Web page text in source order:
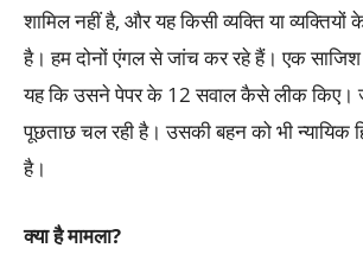
शामिल नहीं है, और यह किसी व्यक्ति या व्यक्तियों
है। हम दोनों एंगल से जांच कर रहे हैं। एक
यह कि उसने पेपर के 12 सवाल कैसे लीक किए।
पूछताछ चल रही है। उसकी बहन को भी न्यायिक
है।
क्या है मामला?